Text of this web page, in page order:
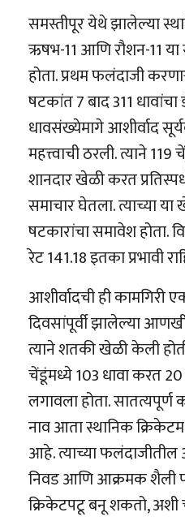
समस्तीपूर येथे झालेल्या
ऋषभ-11 आणि रौशन-11
होता. प्रथम फलंदाजी
षटकांत 7 बाद 311
धावसंख्येमागे आशीर्वाद
महत्त्वाची ठरली. त्याने
शानदार खेळी करत
समाचार घेतला. त्याच्या
षटकारांचा समावेश होता.
रेट 141.18 इतका प्रभावी
आशीर्वादची ही कामगिरी
दिवसांपूर्वी झालेल्या
त्याने शतकी खेळी केली
चेंडूंमध्ये 103 धावा करत
लगावला होता.
नाव आता स्थानिक
आहे. त्याच्या फलंदाजीतील
निवड आणि आक्रमक शैली
क्रिकेटपटू बनू शकतो,